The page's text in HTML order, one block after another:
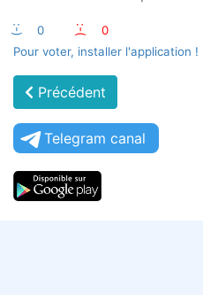
:-) 0 :-(
0
Pour voter, installer l'application !
Précédent
Telegram canal